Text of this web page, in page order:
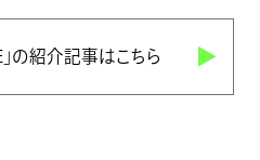
」の紹介記事はこちら